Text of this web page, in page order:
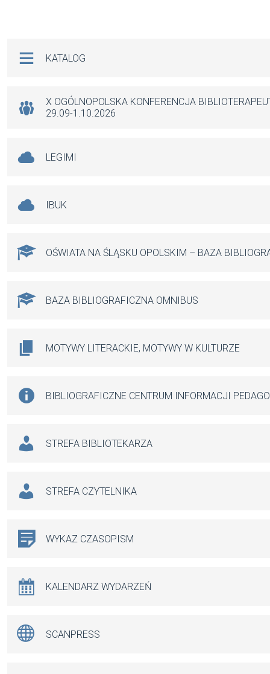
o
k
p
KATALOG
X OGÓLNOPOLSKA KONFERENCJA
29.09-1.10.2026
LEGIMI
IBUK
OŚWIATA NA ŚLĄSKU OPOLSKIM – BAZA
BAZA BIBLIOGRAFICZNA OMNIBUS
MOTYWY LITERACKIE, MOTYWY W KULTURZE
BIBLIOGRAFICZNE CENTRUM INFORMACJI
STREFA BIBLIOTEKARZA
STREFA CZYTELNIKA
WYKAZ CZASOPISM
KALENDARZ WYDARZEŃ
SCANPRESS